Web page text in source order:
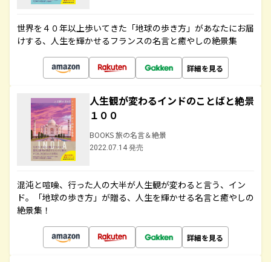
世界を４０年以上歩いてきた「地球の歩き方」があなたにお届
けする、人生を輝かせるフランスの名言と癒やしの絶景集
詳細を見る
人生観が変わるインドのことばと絶景
１００
BOOKS 旅の名言＆絶景
2022.07.14 発売
混沌と喧噪、行った人の大半が人生観が変わると言う、イン
ド。「地球の歩き方」が贈る、人生を輝かせる名言と癒やしの
絶景集！
詳細を見る